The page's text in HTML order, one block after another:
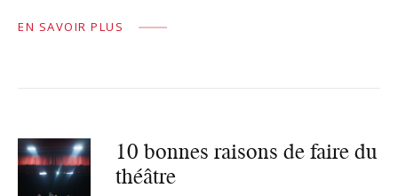
EN SAVOIR PLUS
10 bonnes raisons de faire du
théâtre